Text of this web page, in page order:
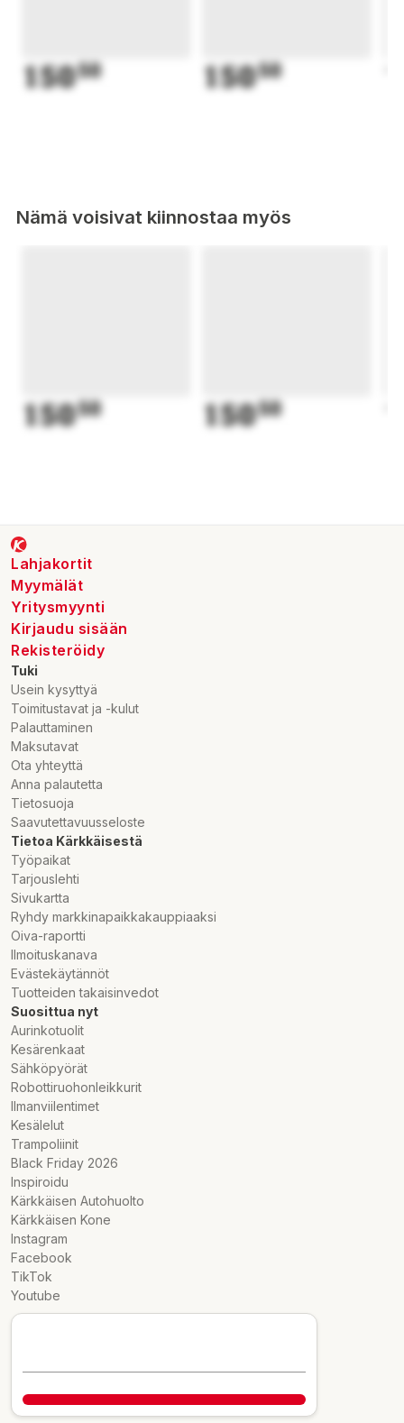
15050 15050
Nämä voisivat kiinnostaa myös
15050 15050
Lahjakortit
Myymälät
Yritysmyynti
Kirjaudu sisään
Rekisteröidy
Tuki
Usein kysyttyä
Toimitustavat ja -kulut
Palauttaminen
Maksutavat
Ota yhteyttä
Anna palautetta
Tietosuoja
Saavutettavuusseloste
Tietoa Kärkkäisestä
Työpaikat
Tarjouslehti
Sivukartta
Ryhdy markkinapaikkakauppiaaksi
Oiva-raportti
Ilmoituskanava
Evästekäytännöt
Tuotteiden takaisinvedot
Suosittua nyt
Aurinkotuolit
Kesärenkaat
Sähköpyörät
Robottiruohonleikkurit
Ilmanviilentimet
Kesälelut
Trampoliinit
Black Friday 2026
Inspiroidu
Kärkkäisen Autohuolto
Kärkkäisen Kone
Instagram
Facebook
TikTok
Youtube